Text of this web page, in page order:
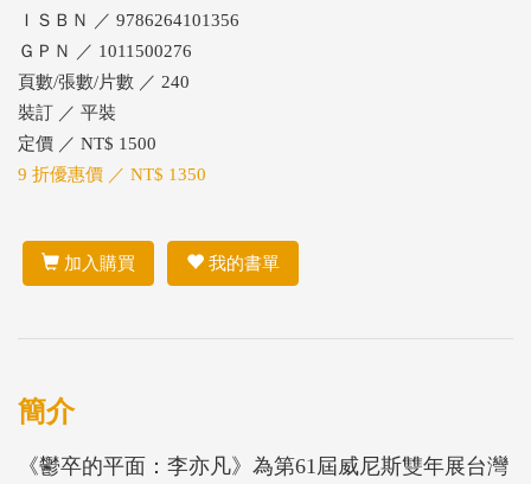
ＩＳＢＮ ／ 9786264101356
ＧＰＮ ／ 1011500276
頁數/張數/片數 ／ 240
裝訂 ／ 平裝
定價 ／ NT$ 1500
9 折優惠價 ／ NT$ 1350
加入購買 我的書單
簡介
《鬱卒的平面：李亦凡》為第61屆威尼斯雙年展台灣